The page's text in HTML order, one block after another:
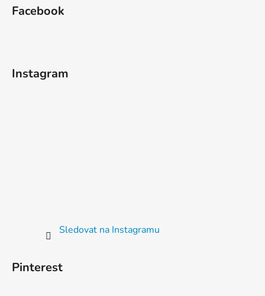
Facebook
Instagram
Sledovat na Instagramu
Pinterest